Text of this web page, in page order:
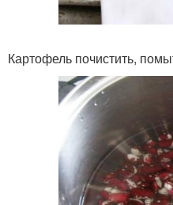
Картофель почистить,